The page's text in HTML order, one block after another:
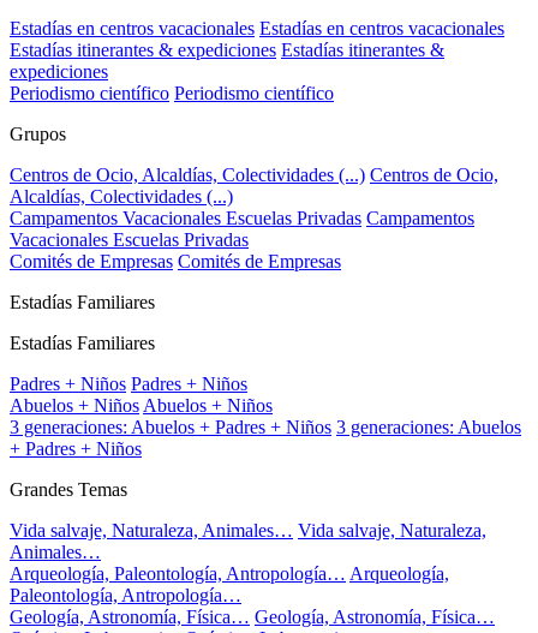
Estadías en centros vacacionales Estadías en centros vacacionales
Estadías itinerantes & expediciones Estadías itinerantes &
expediciones
Periodismo científico Periodismo científico
Grupos
Centros de Ocio, Alcaldías, Colectividades (...) Centros de Ocio,
Alcaldías, Colectividades (...)
Campamentos Vacacionales Escuelas Privadas Campamentos
Vacacionales Escuelas Privadas
Comités de Empresas Comités de Empresas
Estadías Familiares
Estadías Familiares
Padres + Niños Padres + Niños
Abuelos + NiñosAbuelos + Niños
3 generaciones: Abuelos + Padres + Niños 3 generaciones: Abuelos
+ Padres + Niños
Grandes Temas
Vida salvaje, Naturaleza, Animales… Vida salvaje, Naturaleza,
Animales…
Arqueología, Paleontología, Antropología… Arqueología,
Paleontología, Antropología…
Geología, Astronomía, Física… Geología, Astronomía, Física…